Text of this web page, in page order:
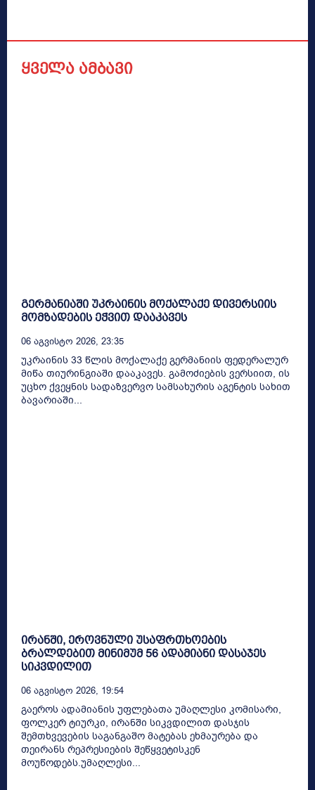
ყველა ამბავი
გერმანიაში უკრაინის მოქალაქე დივერსიის
მომზადების ეჭვით დააკავეს
06 Აგვისტო 2026, 23:35
უკრაინის 33 წლის მოქალაქე გერმანიის ფედერალურ
მიწა თიურინგიაში დააკავეს. გამოძიების ვერსიით, ის
უცხო ქვეყნის სადაზვერვო სამსახურის აგენტის სახით
ბავარიაში...
ირანში, ეროვნული უსაფრთხოების
ბრალდებით მინიმუმ 56 ადამიანი დასაჯეს
სიკვდილით
06 Აგვისტო 2026, 19:54
გაეროს ადამიანის უფლებათა უმაღლესი კომისარი,
ფოლკერ ტიურკი, ირანში სიკვდილით დასჯის
შემთხვევების საგანგაშო მატებას ეხმაურება და
თეირანს რეპრესიების შეწყვეტისკენ
მოუწოდებს.უმაღლესი...